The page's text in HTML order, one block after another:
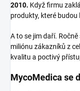
2010. Když firmu
produkty, které
A to se jim daří.
miliónu zákazníků z
kvalitu a poctivý
MycoMedica se